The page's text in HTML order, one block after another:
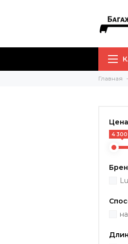
Главная
4